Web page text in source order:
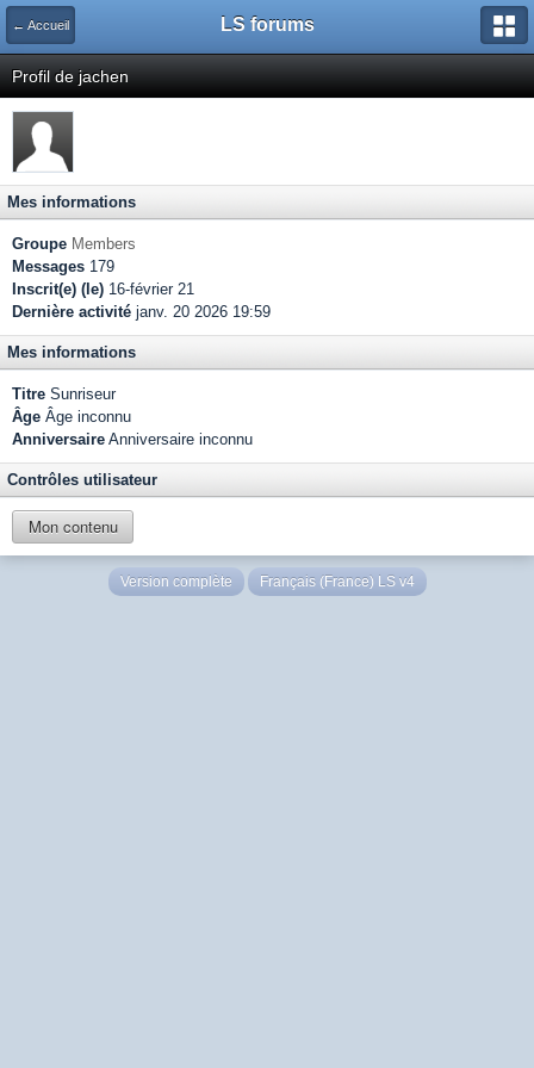
← Accueil LS forums
Profil de jachen
Mes informations
Groupe Members
Messages 179
Inscrit(e) (le) 16-février 21
Dernière activité janv. 20 2026 19:59
Mes informations
Titre Sunriseur
Âge Âge inconnu
Anniversaire Anniversaire inconnu
Contrôles utilisateur
Mon contenu
Version complète Français (France) LS v4